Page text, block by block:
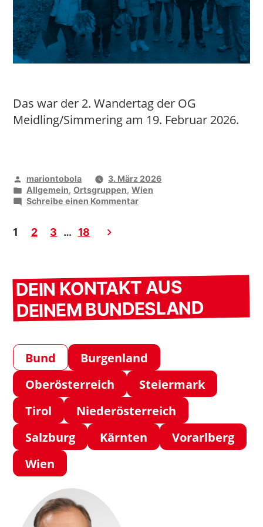
Das war der 2. Wandertag der OG
Meidling/Simmering am 19. Februar 2026.
Veröffentlicht
von
mariontobola
3. März 2026
Veröffentlicht
unter
Allgemein,Ortsgruppen,Wien
Schreibe einen Kommentarzu
der
1 2 3 … 18
DEIN KONTAKT AUS
DEINEM BUNDESLAND
Bund
Burgenland
Oberösterreich
Steiermark
Tirol
Niederösterreich
Salzburg
Kärnten
Vorarlberg
Wien